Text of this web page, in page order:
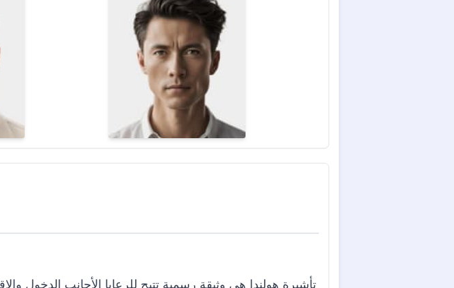
تأشيرة هولندا هي وثيقة رسمية تتيح للرعايا الأجانب الدخول